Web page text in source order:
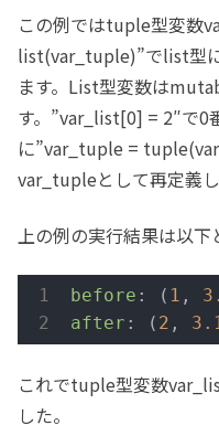
この例ではtuple型変数
list(var_tuple)”でlist型
ます。List型変数は
す。”var_list[0] = 2″で0
に”var_tuple =
var_tupleとして再定義し
上の例の実行結果は以下
before : ( 1 ,
after : ( 2 ,
これでtuple型変数
した。